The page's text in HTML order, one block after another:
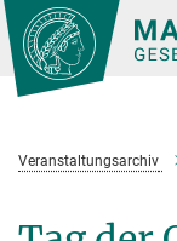
Hauptinhalt
Veranstaltungs­archiv